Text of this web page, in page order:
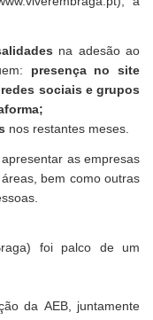
na adesão ao
presença no site
sociais e grupos
nos restantes meses.
as empresas
bem como outras
foi palco de um
da AEB, juntamente